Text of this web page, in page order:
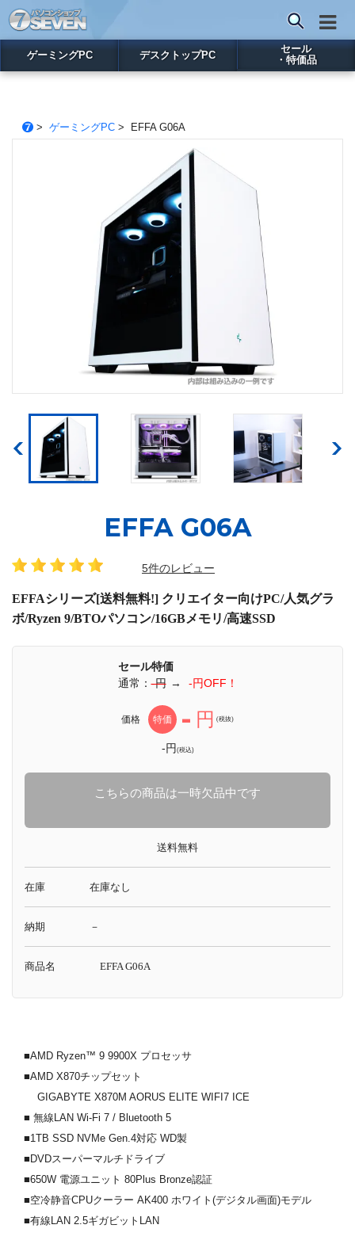
ゲーミングPC デスクトップPC
セール
・特価品
> ゲーミングPC> EFFA G06A
EFFA G06A
5件のレビュー
EFFAシリーズ[送料無料!] クリエイター向けPC/人気グラ
ボ/Ryzen 9/BTOパソコン/16GBメモリ/高速SSD
セール特価
通常：-円 → -円OFF！
価格 特価 - 円 (税抜)
-円(税込)
こちらの商品は一時欠品中です
送料無料
在庫 在庫なし
納期 －
商品名 EFFA G06A
■AMD Ryzen™ 9 9900X プロセッサ
■AMD X870チップセット
GIGABYTE X870M AORUS ELITE WIFI7 ICE
■ 無線LAN Wi-Fi 7 / Bluetooth 5
■1TB SSD NVMe Gen.4対応 WD製
■DVDスーパーマルチドライブ
■650W 電源ユニット 80Plus Bronze認証
■空冷静音CPUクーラー AK400 ホワイト(デジタル画面)モデル
■有線LAN 2.5ギガビットLAN